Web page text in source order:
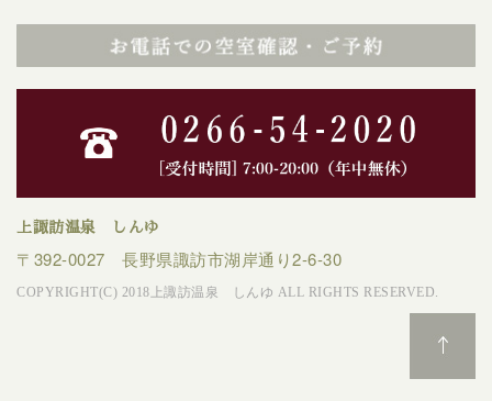
上諏訪温泉 しんゆ
〒392-0027 長野県諏訪市湖岸通り2-6-30
COPYRIGHT(C) 2018上諏訪温泉 しんゆ ALL RIGHTS RESERVED.